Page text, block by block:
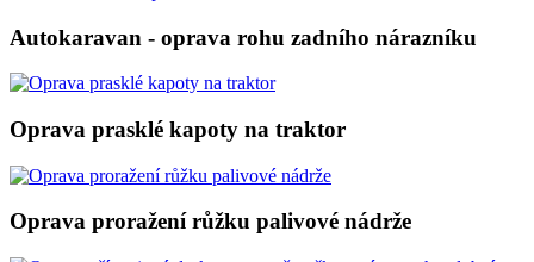
Autokaravan - oprava rohu zadního nárazníku
Oprava prasklé kapoty na traktor
Oprava proražení růžku palivové nádrže